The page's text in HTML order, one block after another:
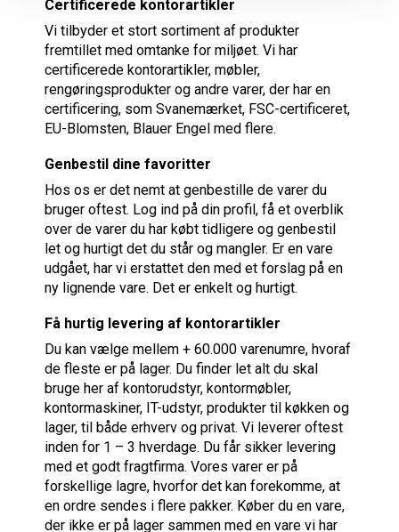
Certificerede kontorartikler
Vi tilbyder et stort sortiment af produkter
fremtillet med omtanke for miljøet. Vi har
certificerede kontorartikler, møbler,
rengøringsprodukter og andre varer, der har en
certificering, som Svanemærket, FSC-certificeret,
EU-Blomsten, Blauer Engel med flere.
Genbestil dine favoritter
Hos os er det nemt at genbestille de varer du
bruger oftest. Log ind på din profil, få et overblik
over de varer du har købt tidligere og genbestil
let og hurtigt det du står og mangler. Er en vare
udgået, har vi erstattet den med et forslag på en
ny lignende vare. Det er enkelt og hurtigt.
Få hurtig levering af kontorartikler
Du kan vælge mellem + 60.000 varenumre, hvoraf
de fleste er på lager. Du finder let alt du skal
bruge her af kontorudstyr, kontormøbler,
kontormaskiner, IT-udstyr, produkter til køkken og
lager, til både erhverv og privat. Vi leverer oftest
inden for 1 – 3 hverdage. Du får sikker levering
med et godt fragtfirma. Vores varer er på
forskellige lagre, hvorfor det kan forekomme, at
en ordre sendes i flere pakker. Køber du en vare,
der ikke er på lager sammen med en vare vi har